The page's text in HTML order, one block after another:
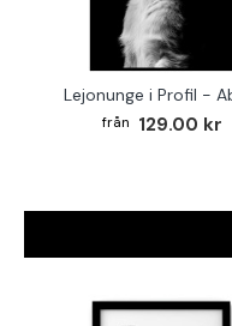
129.00 kr